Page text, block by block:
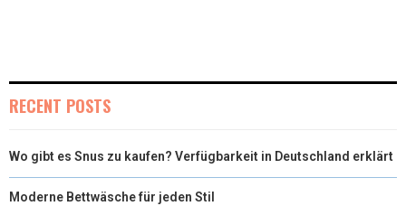
RECENT POSTS
Wo gibt es Snus zu kaufen? Verfügbarkeit in Deutschland erklärt
Moderne Bettwäsche für jeden Stil